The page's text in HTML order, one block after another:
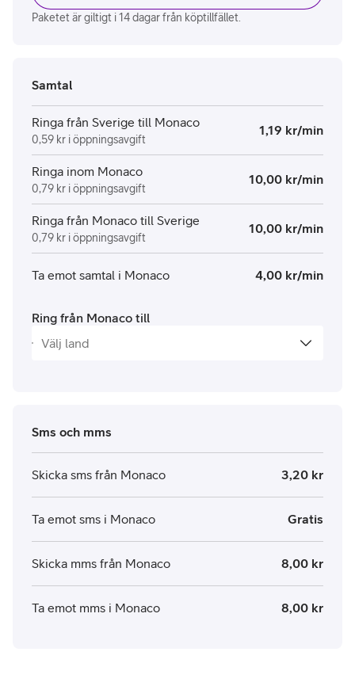
Paketet är giltigt i 14 dagar från köptillfället.
Samtal
Ringa från Sverige till Monaco
0,59 kr i öppningsavgift
1,19 kr/min
Ringa inom Monaco
0,79 kr i öppningsavgift
10,00 kr/min
Ringa från Monaco till Sverige
0,79 kr i öppningsavgift
10,00 kr/min
Ta emot samtal i Monaco 4,00 kr/min
Ring från Monaco till
Sms och mms
Skicka sms från Monaco 3,20 kr
Ta emot sms i Monaco Gratis
Skicka mms från Monaco 8,00 kr
Ta emot mms i Monaco 8,00 kr